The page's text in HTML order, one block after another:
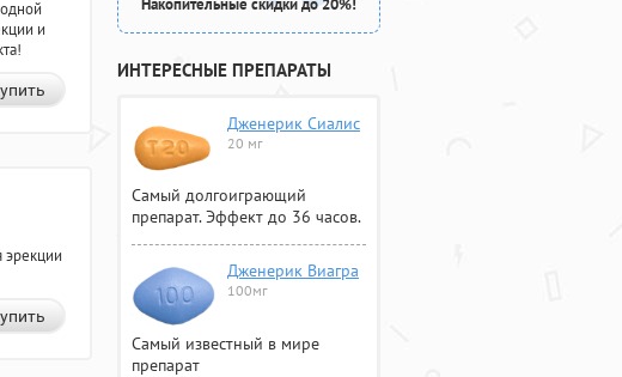
и
эрекции
Накопительные скидки до 20%!
ИНТЕРЕСНЫЕ ПРЕПАРАТЫ
Дженерик Сиалис
20 мг
Самый долгоиграющий
препарат. Эффект до 36 часов.
Дженерик Виагра
100мг
Самый известный в мире
препарат